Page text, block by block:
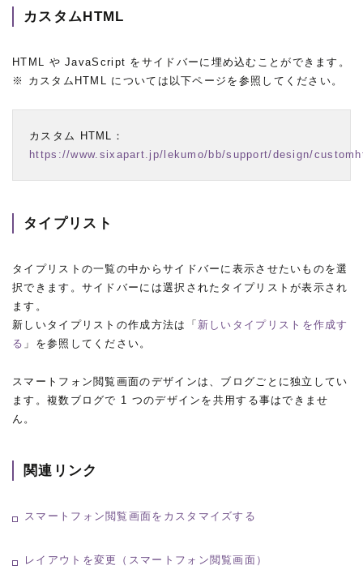
カスタムHTML
HTML や JavaScript をサイドバーに埋め込むことができます。
※ カスタムHTML については以下ページを参照してください。
https://www.sixapart.jp/lekumo/bb/support/design/
タイプリスト
タイプリストの一覧の中からサイドバーに表示させたいものを選
択できます。サイドバーには選択されたタイプリストが表示され
ます。
新しいタイプリストの作成方法は「 新しいタイプリストを作成す
る 」を参照してください。
スマートフォン閲覧画面のデザインは、ブログごとに独立してい
ます。複数ブログで 1 つのデザインを共用する事はできませ
ん。
関連リンク
スマートフォン閲覧画面をカスタマイズする
レイアウトを変更（スマートフォン閲覧画面）